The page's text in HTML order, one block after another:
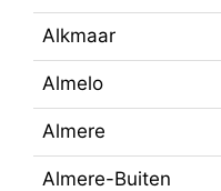
Alkmaar
Almelo
Almere
Almere-Buiten